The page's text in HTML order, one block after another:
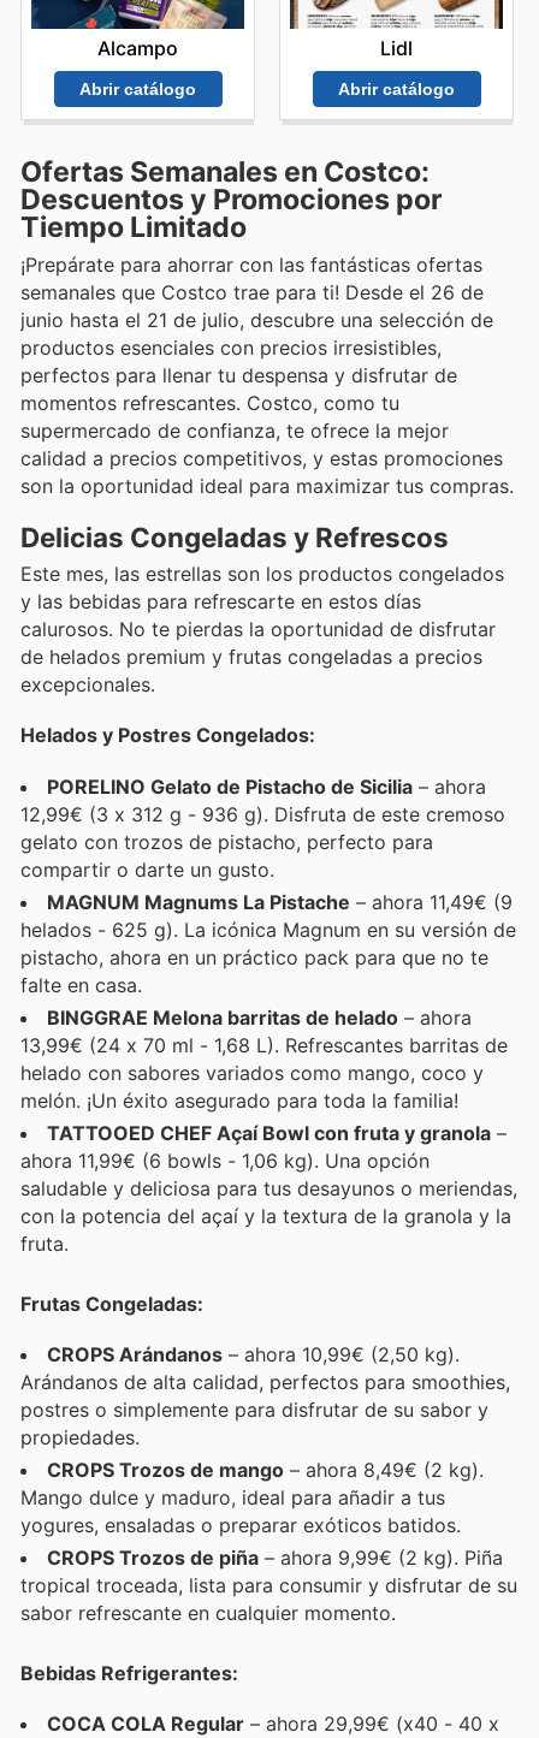
Alcampo
Abrir catálogo
Lidl
Abrir catálogo
Ofertas Semanales en Costco:
Descuentos y Promociones por
Tiempo Limitado
¡Prepárate para ahorrar con las fantásticas ofertas
semanales que Costco trae para ti! Desde el 26 de
junio hasta el 21 de julio, descubre una selección de
productos esenciales con precios irresistibles,
perfectos para llenar tu despensa y disfrutar de
momentos refrescantes. Costco, como tu
supermercado de confianza, te ofrece la mejor
calidad a precios competitivos, y estas promociones
son la oportunidad ideal para maximizar tus compras.
Delicias Congeladas y Refrescos
Este mes, las estrellas son los productos congelados
y las bebidas para refrescarte en estos días
calurosos. No te pierdas la oportunidad de disfrutar
de helados premium y frutas congeladas a precios
excepcionales.
Helados y Postres Congelados:
PORELINO Gelato de Pistacho de Sicilia – ahora
12,99€ (3 x 312 g - 936 g). Disfruta de este cremoso
gelato con trozos de pistacho, perfecto para
compartir o darte un gusto.
MAGNUM Magnums La Pistache – ahora 11,49€ (9
helados - 625 g). La icónica Magnum en su versión de
pistacho, ahora en un práctico pack para que no te
falte en casa.
BINGGRAE Melona barritas de helado – ahora
13,99€ (24 x 70 ml - 1,68 L). Refrescantes barritas de
helado con sabores variados como mango, coco y
melón. ¡Un éxito asegurado para toda la familia!
TATTOOED CHEF Açaí Bowl con fruta y granola –
ahora 11,99€ (6 bowls - 1,06 kg). Una opción
saludable y deliciosa para tus desayunos o meriendas,
con la potencia del açaí y la textura de la granola y la
fruta.
Frutas Congeladas:
CROPS Arándanos – ahora 10,99€ (2,50 kg).
Arándanos de alta calidad, perfectos para smoothies,
postres o simplemente para disfrutar de su sabor y
propiedades.
CROPS Trozos de mango – ahora 8,49€ (2 kg).
Mango dulce y maduro, ideal para añadir a tus
yogures, ensaladas o preparar exóticos batidos.
CROPS Trozos de piña – ahora 9,99€ (2 kg). Piña
tropical troceada, lista para consumir y disfrutar de su
sabor refrescante en cualquier momento.
Bebidas Refrigerantes:
COCA COLA Regular – ahora 29,99€ (x40 - 40 x